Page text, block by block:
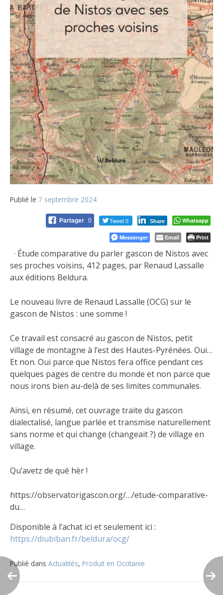
Publié le 7 septembre 2024
Partager 0 Tweet 0 Share Whatsapp
Messenger Email Print
· Étude comparative du parler gascon de Nistos avec
ses proches voisins, 412 pages, par Renaud Lassalle
aux éditions Beldura.
Le nouveau livre de Renaud Lassalle (OCG) sur le
gascon de Nistos : une somme !
Ce travail est consacré au gascon de Nistos, petit
village de montagne à l’est des Hautes-Pyrénées. Oui…
Et non. Oui parce que Nistos fera office pendant ces
quelques pages de centre du monde et non parce que
nous irons bien au-delà de ses limites communales.
Ainsi, en résumé, cet ouvrage traite du gascon
dialectalisé, langue parlée et transmise naturellement
sans norme et qui change (changeait ?) de village en
village.
Qu’avetz de qué hèr !
https://observatorigascon.org/…/etude-comparative-
du…
Disponible à l’achat ici et seulement ici :
https://diubiban.fr/beldura/ocg/
Publié dans Actualités, Produit en Occitanie
Navigation